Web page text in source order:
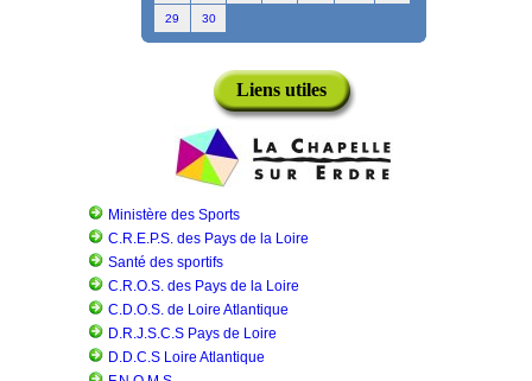
29 30
Liens utiles
Ministère des Sports
C.R.E.P.S. des Pays de la Loire
Santé des sportifs
C.R.O.S. des Pays de la Loire
C.D.O.S. de Loire Atlantique
D.R.J.S.C.S Pays de Loire
D.D.C.S Loire Atlantique